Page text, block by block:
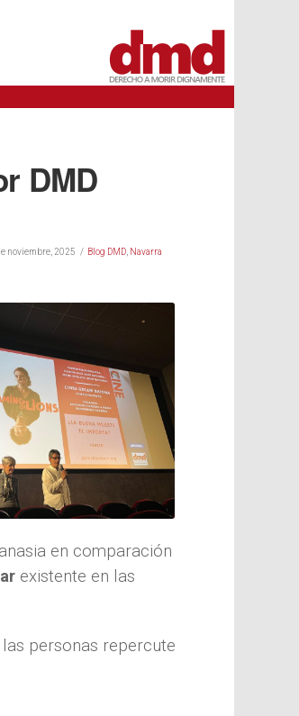
DMD
noviembre, 2025 Blog DMD Navarra
en comparación
existente en las
personas repercute